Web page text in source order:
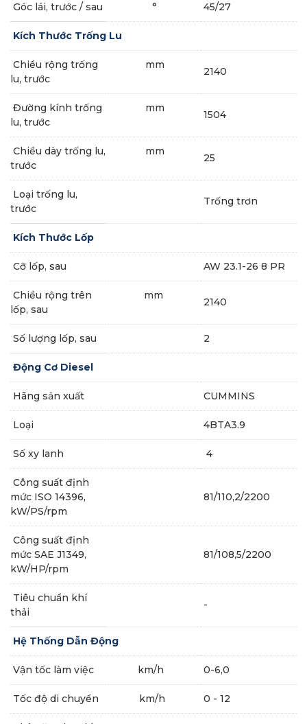
Góc lái, trước / sau ° 45/27
Kích Thước Trống Lu
Chiều rộng trống
lu, trước
mm
2140
Đường kính trống
lu, trước
mm
1504
Chiều dày trống lu,
trước
mm
25
Loại trống lu,
trước
Trống trơn
Kích Thước Lốp
Cỡ lốp, sau AW 23.1-26 8 PR
Chiều rộng trên
lốp, sau
mm
2140
Số lượng lốp, sau 2
Động Cơ Diesel
Hãng sản xuất CUMMINS
Loại 4BTA3.9
Số xy lanh 4
Công suất định
mức ISO 14396,
kW/PS/rpm
81/110,2/2200
Công suất định
mức SAE J1349,
kW/HP/rpm
81/108,5/2200
Tiêu chuẩn khí
thải
-
Hệ Thống Dẫn Động
Vận tốc làm việc km/h 0-6,0
Tốc độ di chuyển km/h 0 - 12